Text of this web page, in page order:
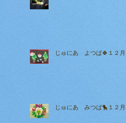
じゅにあ よつば🍀１２月
じゅにあ みつば🐤１２月